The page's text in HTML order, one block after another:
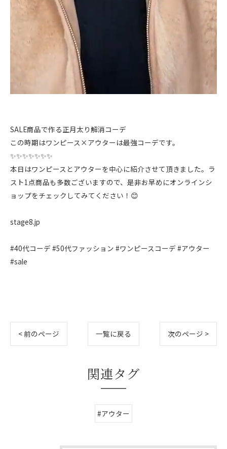
SALE商品で作る正月太り解消コーデ
この時期はワンピース×アウターは最強コーデです。
✨✨✨✨✨✨✨
本日はワンピースとアウターを中心に紹介させて頂きました。ラ
スト1点商品も多数ございますので、是非お早めにオンラインシ
ョップをチェックしてみてください！😊
stage8.jp
#40代コーデ #50代ファッション #ワンピースコーデ #アウター
#sale
< 前のページ 一覧に戻る 次のページ >
関連タグ
#アウター